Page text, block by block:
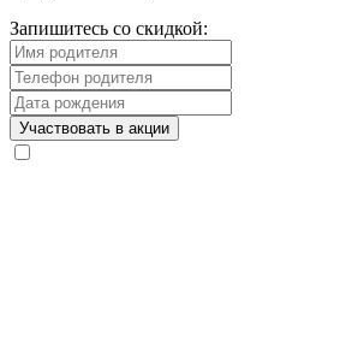
Запишитесь со скидкой: